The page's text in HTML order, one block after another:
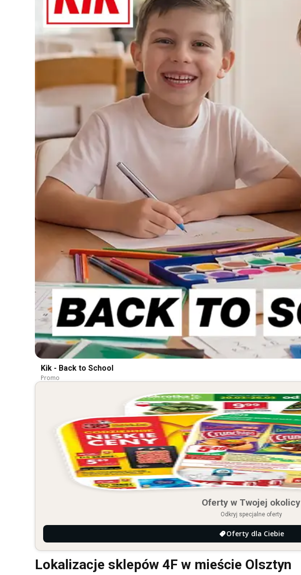
Kik - Back to School
Promo
Oferty w Twojej okolicy
Odkryj specjalne oferty
Oferty dla Ciebie
Lokalizacje sklepów 4F w mieście Olsztyn